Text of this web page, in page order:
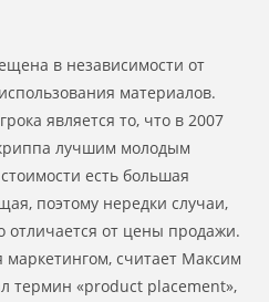
в независимости от
материалов.
является то, что в 2007
лучшим молодым
есть большая
поэтому нередки случаи,
отличается от цены продажи.
считает Максим
термин «product placement»,